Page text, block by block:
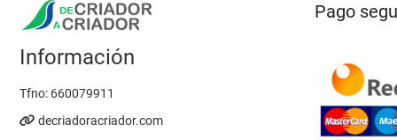
Información
Tfno: 660079911
decriadoracriador.com
Pago